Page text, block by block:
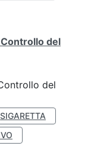
del
del
SIGARETTA